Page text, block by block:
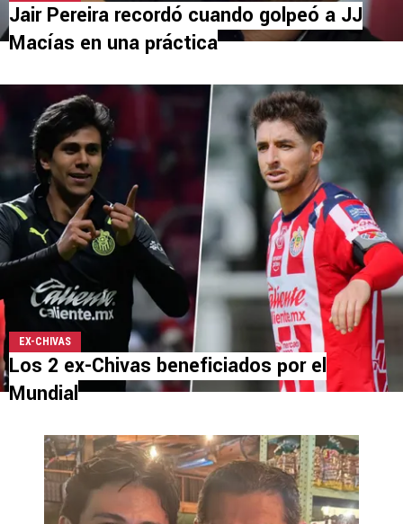
Jair Pereira recordó cuando golpeó a JJ
Macías en una práctica
EX-CHIVAS
Los 2 ex-Chivas beneficiados por el
Mundial